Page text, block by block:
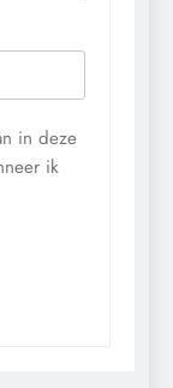
in deze
ik